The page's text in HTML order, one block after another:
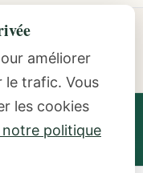
Method, and
(CMC) · NLP
(10+ Years) ·
& IAPC
améliorer
le trafic. Vous
les cookies
politique